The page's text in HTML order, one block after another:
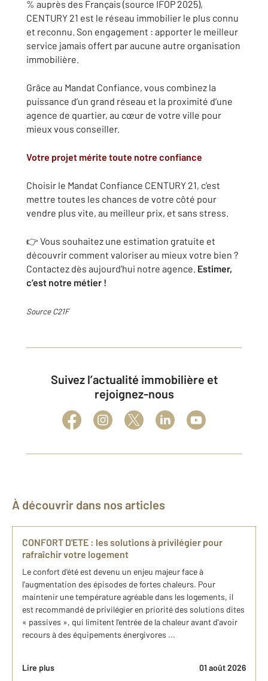
% auprès des Français (source IFOP 2025),
CENTURY 21 est le réseau immobilier le plus connu
et reconnu. Son engagement : apporter le meilleur
service jamais offert par aucune autre organisation
immobilière.
Grâce au Mandat Confiance, vous combinez la
puissance d’un grand réseau et la proximité d’une
agence de quartier, au cœur de votre ville pour
mieux vous conseiller.
Votre projet mérite toute notre confiance
Choisir le Mandat Confiance CENTURY 21, c’est
mettre toutes les chances de votre côté pour
vendre plus vite, au meilleur prix, et sans stress.
👉 Vous souhaitez une estimation gratuite et
découvrir comment valoriser au mieux votre bien ?
Contactez dès aujourd’hui notre agence. Estimer,
c’est notre métier !
Source C21F
Suivez l’actualité immobilière et
rejoignez-nous
À découvrir dans nos articles
CONFORT D'ETE : les solutions à privilégier pour
rafraîchir votre logement
Le confort d'été est devenu un enjeu majeur face à
l'augmentation des épisodes de fortes chaleurs. Pour
maintenir une température agréable dans les logements, il
est recommandé de privilégier en priorité des solutions dites
« passives », qui limitent l'entrée de la chaleur avant d'avoir
recours à des équipements énergivores ...
Lire plus 01 août 2026